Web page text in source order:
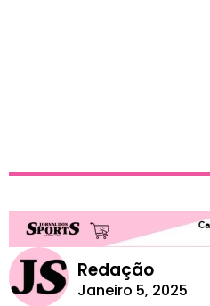
Redação
Janeiro 5, 2025